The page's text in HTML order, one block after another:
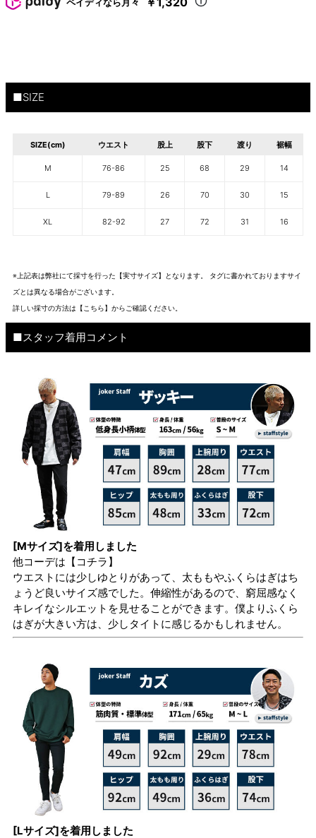
ペイディなら月々
■SIZE
SIZE(cm) ウエスト 股上 股下 渡り 裾幅
M 76-86 25 68 29 14
L 79-89 26 70 30 15
XL 82-92 27 72 31 16
※上記表は弊社にて採寸を行った【実寸サイズ】となります。 タグに書かれておりますサイ
ズとは異なる場合がございます。
詳しい採寸の方法は 【こちら】から ご確認ください。
■スタッフ着用コメント
[Mサイズ]を着用しました
他コーデは 【コチラ】
ウエストには少しゆとりがあって、太ももやふくらはぎはち
ょうど良いサイズ感でした。伸縮性があるので、窮屈感なく
キレイなシルエットを見せることができます。僕よりふくら
はぎが大きい方は、少しタイトに感じるかもしれません。
[Lサイズ]を着用しました